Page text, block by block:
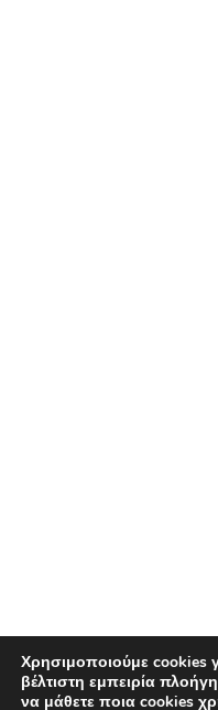
Χρησιμοποιούμε cookies
βέλτιστη εμπειρία
να μάθετε ποια cookies